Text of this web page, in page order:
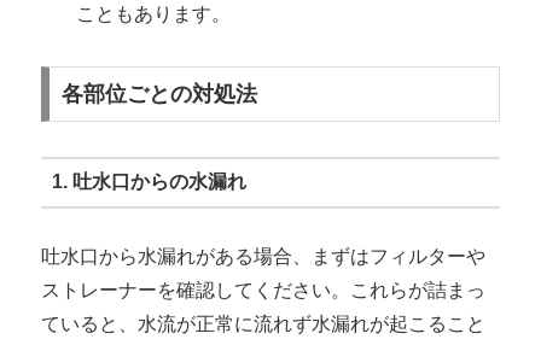
こともあります。
各部位ごとの対処法
1. 吐水口からの水漏れ
吐水口から水漏れがある場合、まずはフィルターや
ストレーナーを確認してください。これらが詰まっ
ていると、水流が正常に流れず水漏れが起こること